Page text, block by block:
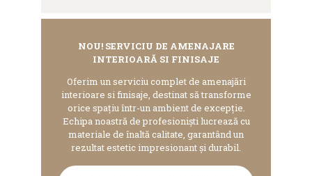
NOU! SERVICIU DE AMENAJARE
INTERIOARĂ SI FINISAJE
Oferim un serviciu complet de amenajări
interioare si finisaje, destinat să transforme
orice spațiu într-un ambient de excepție.
Echipa noastră de profesioniști lucrează cu
materiale de înaltă calitate, garantând un
rezultat estetic impresionant și durabil.